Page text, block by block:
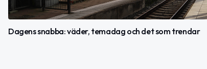
Dagens snabba: väder, temadag och det som trendar